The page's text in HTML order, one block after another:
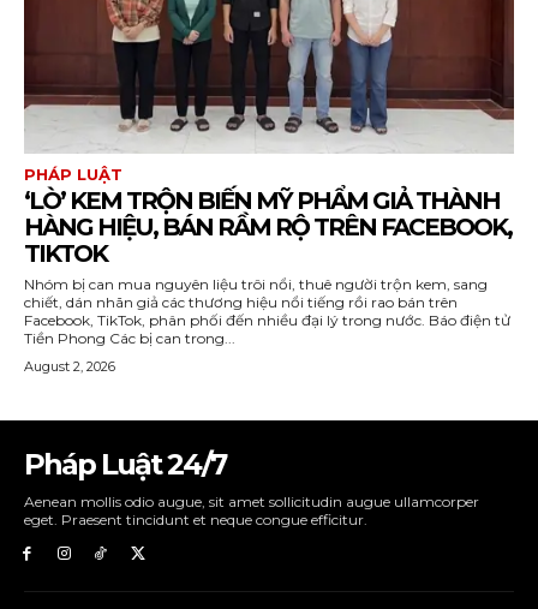
PHÁP LUẬT
‘LÒ’ KEM TRỘN BIẾN MỸ PHẨM GIẢ THÀNH
HÀNG HIỆU, BÁN RẦM RỘ TRÊN FACEBOOK,
TIKTOK
Nhóm bị can mua nguyên liệu trôi nổi, thuê người trộn kem, sang
chiết, dán nhãn giả các thương hiệu nổi tiếng rồi rao bán trên
Facebook, TikTok, phân phối đến nhiều đại lý trong nước. Báo điện tử
Tiền Phong Các bị can trong...
August 2, 2026
Pháp Luật 24/7
Aenean mollis odio augue, sit amet sollicitudin augue ullamcorper
eget. Praesent tincidunt et neque congue efficitur.